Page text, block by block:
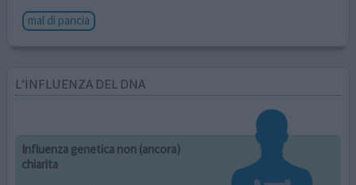
mal di pancia
L’INFLUENZA DEL DNA
Influenza genetica non (ancora)
chiarita